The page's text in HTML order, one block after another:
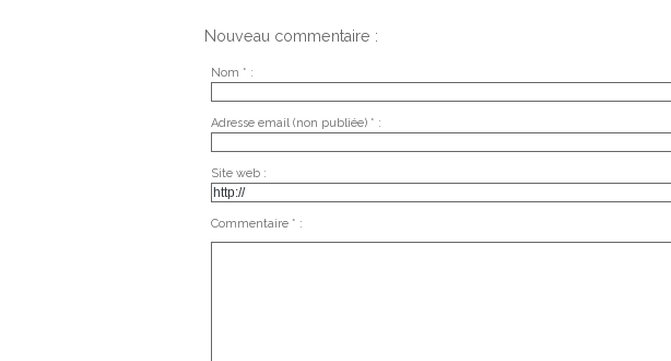
Nouveau commentaire :
Nom * :
Adresse email (non publiée) * :
Site web :
Commentaire * :